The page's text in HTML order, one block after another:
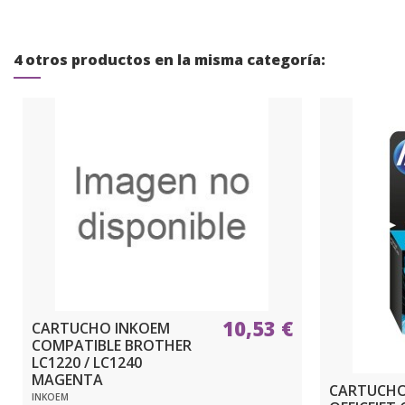
4 otros productos en la misma categoría:
CARTUCHO INKOEM
COMPATIBLE BROTHER
LC1220 / LC1240
MAGENTA
INKOEM
10,53 €